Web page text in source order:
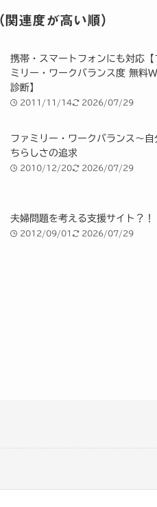
連度が高い順）
携帯・スマートフォンにも対応【
ミリー・ワークバランス度 無料
診断】
2011/11/14 2026/07/29
ファミリー・ワークバランス～自
ちらしさの追求
2010/12/20 2026/07/29
夫婦問題を考える支援サイト？！
2012/09/01 2026/07/29